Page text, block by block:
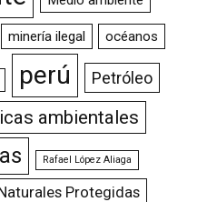
minería ilegal océanos
perú Petróleo
ambientales
Rafael López Aliaga
Protegidas